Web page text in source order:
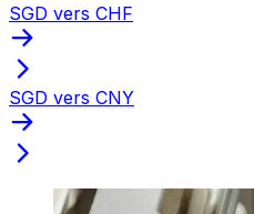
SGD vers CHF
SGD vers CNY